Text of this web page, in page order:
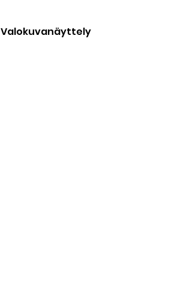
Valokuvanäyttely